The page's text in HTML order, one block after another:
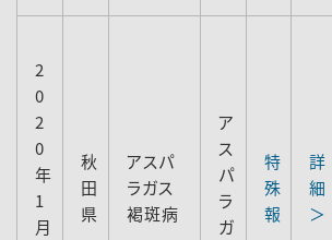
2
0
2
0
年
1
月
秋
田
県
アスパ
ラガス
褐斑病
ア
ス
パ
ラ
ガ
特
殊
報
詳
細
＞